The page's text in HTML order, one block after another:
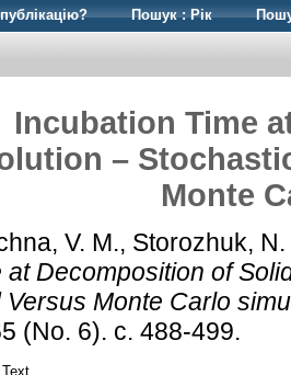
Пошук : Рік
Incubation Time
–
Monte
V. M., Storozhuk, N.
at Decomposition of
Versus Monte Carlo
(No. 6). с. 488-499.
Text